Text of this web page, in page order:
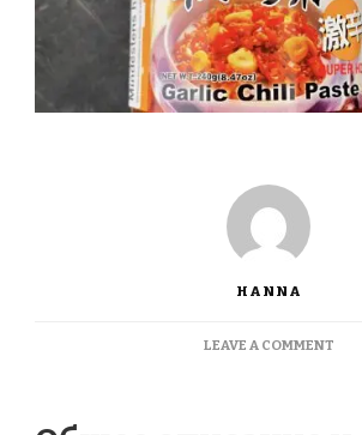
HANNA
LEAVE A COMMENTON